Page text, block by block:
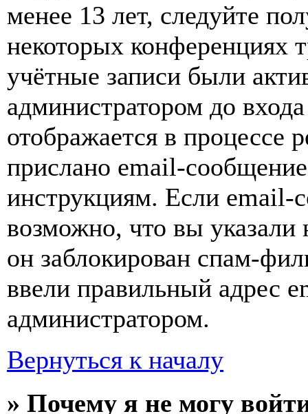
менее 13 лет, следуйте
некоторых конференциях
учётные записи были
администратором до
отображается в процессе
прислано email-
инструкциям. Если email-
возможно, что вы
он заблокирован спам-
ввели правильный адрес
администратором.
Вернуться к началу
» Почему я не могу